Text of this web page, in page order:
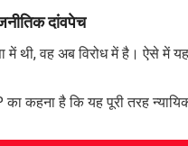
दांवपेच
थी, वह अब विरोध में है। ऐसे में
कहना है कि यह पूरी तरह